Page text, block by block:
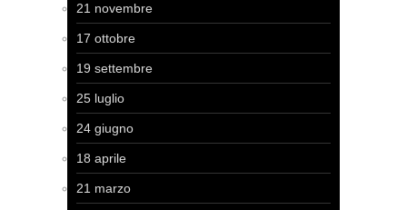
21 novembre
17 ottobre
19 settembre
25 luglio
24 giugno
18 aprile
21 marzo